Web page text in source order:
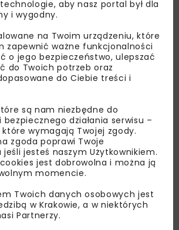
więcej?
branżowe,
wydarzenia, atrakcyjne oferty i
specjalne.
się zPolityką Prywatnościi
wyrażam zgodę na otrzymywanie na
adres e-mail korespondencji
aby nasz portal był dla
i wygodny.
na Twoim urządzeniu, które
zapewnić ważne funkcjonalności
o jego bezpieczeństwo, ulepszać
do Twoich potrzeb oraz
do Ciebie treści i
są nam niezbędne do
bezpiecznego działania serwisu –
wymagają Twojej zgody.
zgoda poprawi Twoje
jesteś naszym Użytkownikiem.
jest dobrowolna i można ją
momencie.
Twoich danych osobowych jest
w Krakowie, a w niektórych
Partnerzy.